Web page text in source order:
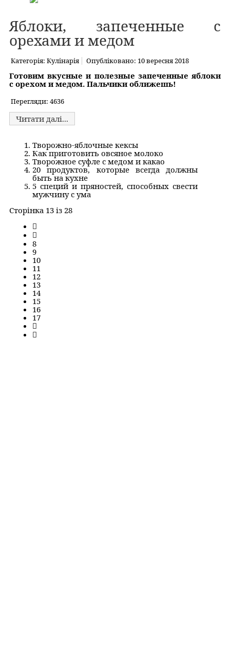
Яблоки, запеченные с
орехами и медом
Категорія: Кулінарія Опубліковано: 10 вересня 2018
Готовим вкусные и полезные запеченные яблоки
с орехом и медом. Пальчики оближешь!
Перегляди: 4636
Читати далі...
Творожно-яблочные кексы
Как приготовить овсяное молоко
Творожное суфле с медом и какао
20 продуктов, которые всегда должны
быть на кухне
5 специй и пряностей, способных свести
мужчину с ума
Сторінка 13 із 28
8
9
10
11
12
13
14
15
16
17